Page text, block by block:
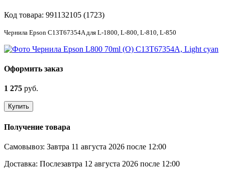
Код товара: 991132105 (1723)
Чернила Epson C13T67354A для L-1800, L-800, L-810, L-850
Оформить заказ
1 275 руб.
Купить
Получение товара
Самовывоз: Завтра 11 августа 2026 после 12:00
Доставка: Послезавтра 12 августа 2026 после 12:00